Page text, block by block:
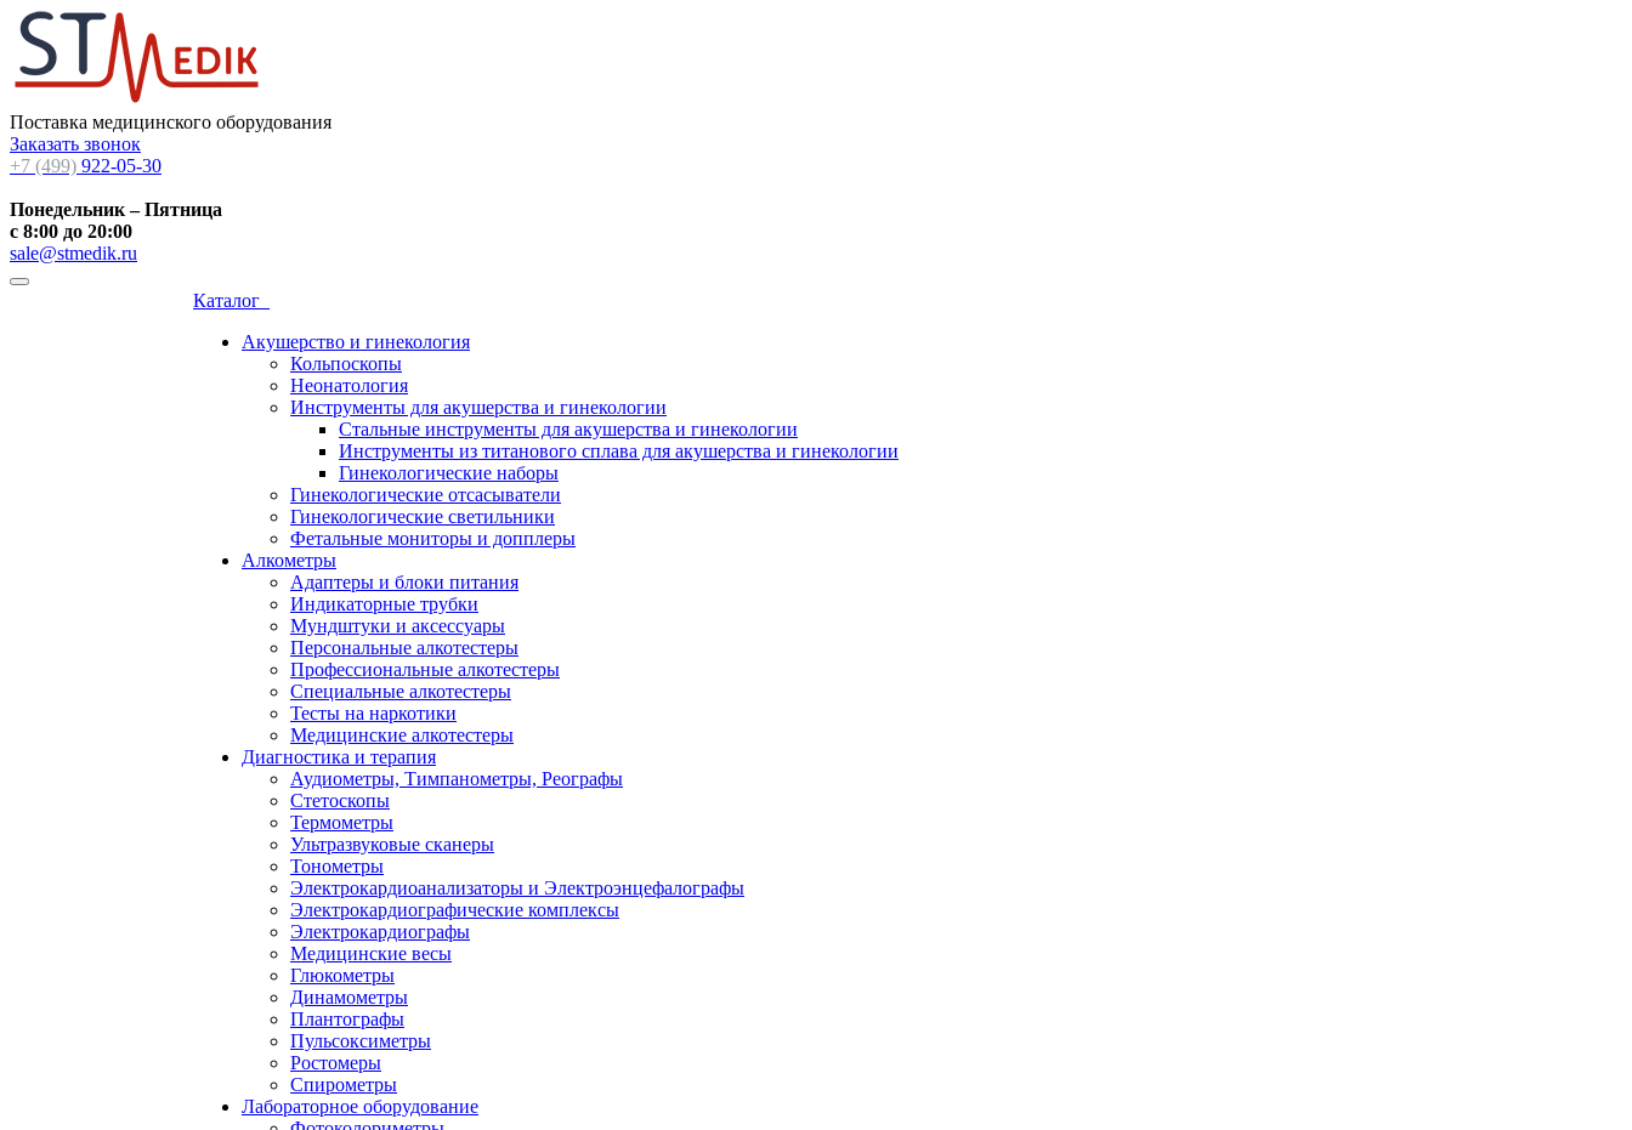
Поставка медицинского оборудования
Заказать звонок
+7 (499) 922-05-30
Понедельник – Пятница
с 8:00 до 20:00
sale@stmedik.ru
Каталог
Акушерство и гинекология
Кольпоскопы
Неонатология
Инструменты для акушерства и гинекологии
Стальные инструменты для акушерства и гинекологии
Инструменты из титанового сплава для акушерства и гинекологии
Гинекологические наборы
Гинекологические отсасыватели
Гинекологические светильники
Фетальные мониторы и допплеры
Алкометры
Адаптеры и блоки питания
Индикаторные трубки
Мундштуки и аксессуары
Персональные алкотестеры
Профессиональные алкотестеры
Специальные алкотестеры
Тесты на наркотики
Медицинские алкотестеры
Диагностика и терапия
Аудиометры, Тимпанометры, Реографы
Стетоскопы
Термометры
Ультразвуковые сканеры
Тонометры
Электрокардиоанализаторы и Электроэнцефалографы
Электрокардиографические комплексы
Электрокардиографы
Медицинские весы
Глюкометры
Динамометры
Плантографы
Пульсоксиметры
Ростомеры
Спирометры
Лабораторное оборудование